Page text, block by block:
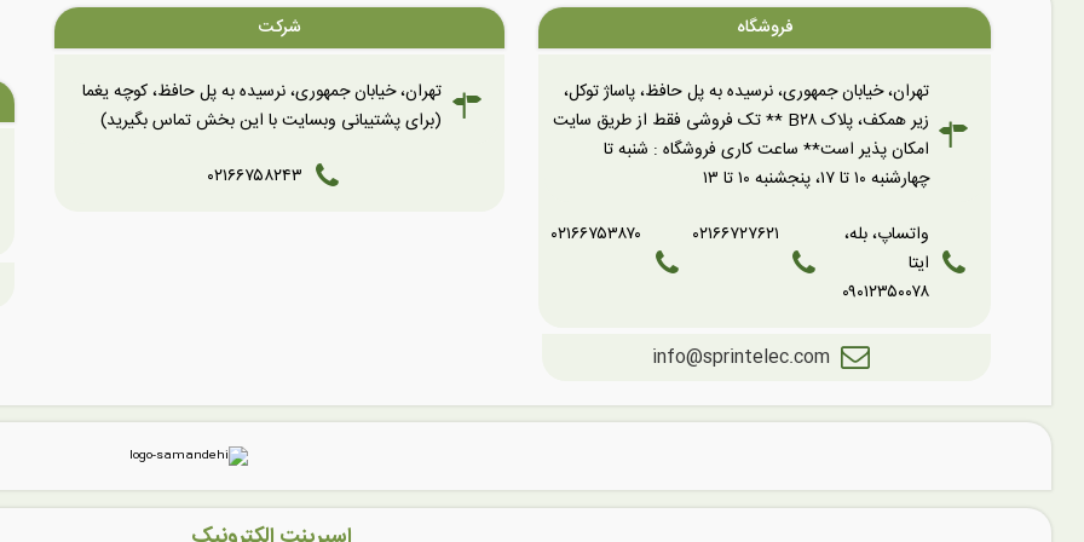
فروشگاه
تهران، خیابان جمهوری، نرسیده به پل حافظ، پاساژ توکل،
زیر همکف، پلاک B۲۸ ** تک فروشی فقط از طریق سایت
امکان پذیر است** ساعت کاری فروشگاه : شنبه تا
چهارشنبه ۱۰ تا ۱۷، پنجشنبه ۱۰ تا ۱۳
واتساپ، بله،
ایتا
۰۹۰۱۲۳۵۰۰۷۸
۰۲۱۶۶۷۲۷۶۲۱ ۰۲۱۶۶۷۵۳۸۷۰
شرکت
تهران، خیابان جمهوری، نرسیده به پل حافظ، کوچه یغما
(برای پشتیبانی وبسایت با این بخش تماس بگیرید)
۰۲۱۶۶۷۵۸۲۴۳
info@sprintelec.com